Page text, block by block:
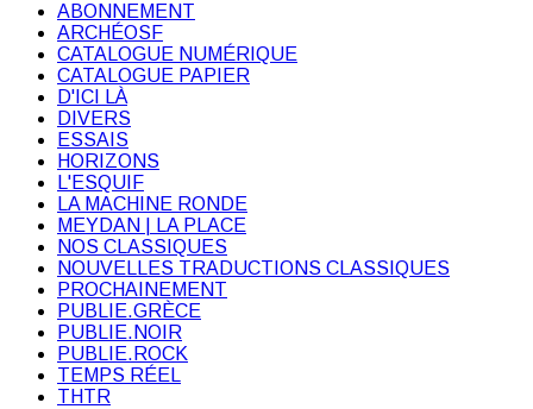
ABONNEMENT
ARCHÉOSF
CATALOGUE NUMÉRIQUE
CATALOGUE PAPIER
D'ICI LÀ
DIVERS
ESSAIS
HORIZONS
L'ESQUIF
LA MACHINE RONDE
MEYDAN | LA PLACE
NOS CLASSIQUES
NOUVELLES TRADUCTIONS CLASSIQUES
PROCHAINEMENT
PUBLIE.GRÈCE
PUBLIE.NOIR
PUBLIE.ROCK
TEMPS RÉEL
THTR